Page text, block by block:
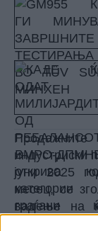
индустриски
јуни 2025
месец, се
вадење на